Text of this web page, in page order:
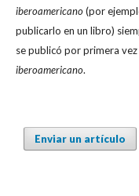
iberoamericano(por
publicarlo en un libro)
se publicó por primera vez
iberoamericano.
Enviar un artículo